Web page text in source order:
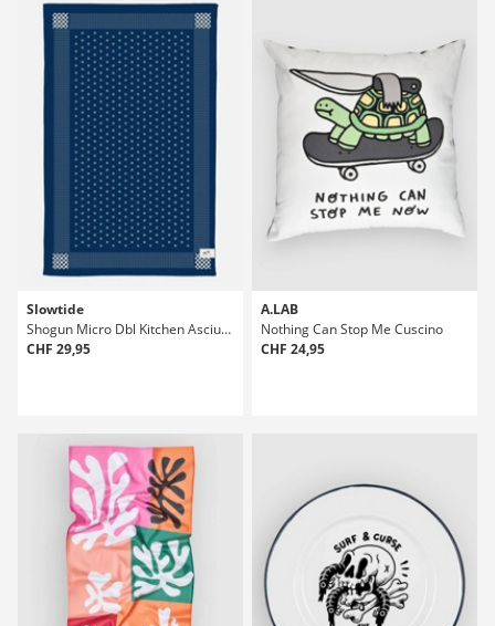
Slowtide
Shogun Micro Dbl Kitchen Asciugamano
CHF 29,95
A.LAB
Nothing Can Stop Me Cuscino
CHF 24,95